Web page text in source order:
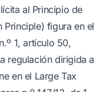
al Principio de
Principle) figura en el
1, artículo 50,
regulación dirigida a
en el Large Tax